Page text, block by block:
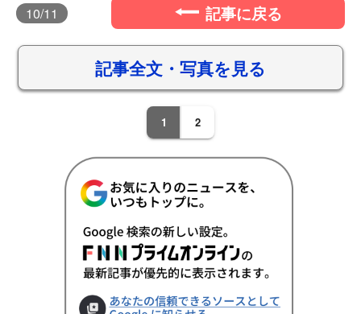
10/11 記事に戻る
記事全文・写真を見る
1 2